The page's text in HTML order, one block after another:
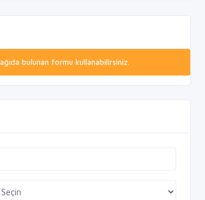
bulunan formu kullanabilirsiniz.